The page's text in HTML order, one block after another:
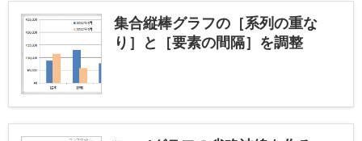
集合縦棒グラフの［系列の重な
り］と［要素の間隔］を調整